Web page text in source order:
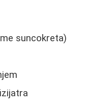
suncokreta)